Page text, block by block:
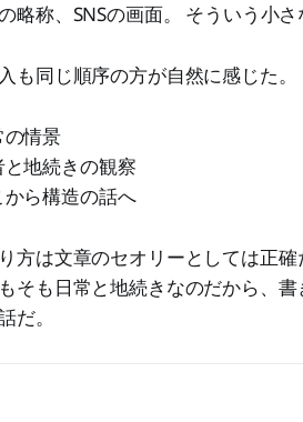
略称、SNSの画面。 そういう小
も同じ順序の方が自然に感じた。
の情景
と地続きの観察
から構造の話へ
方は文章のセオリーとしては正
そも日常と地続きなのだから、
だ。